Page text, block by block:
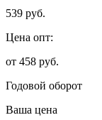
539 руб.
Цена опт:
от 458 руб.
Годовой оборот
Ваша цена